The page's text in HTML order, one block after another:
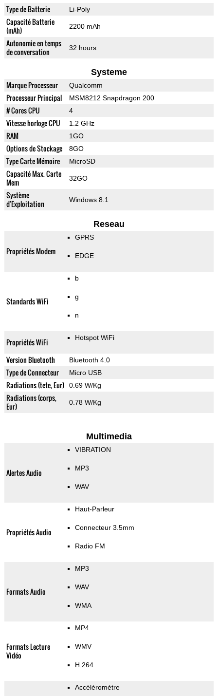
Type de Batterie Li-Poly
Capacité Batterie
(mAh)
2200 mAh
Autonomie en temps
de conversation
32 hours
Systeme
Marque Processeur Qualcomm
Processeur Principal MSM8212 Snapdragon 200
# Cores CPU 4
Vitesse horloge CPU 1.2 GHz
RAM 1GO
Options de Stockage 8GO
Type Carte Mémoire MicroSD
Capacité Max. Carte
Mem
32GO
Système
d'Exploitation
Windows 8.1
Reseau
Propriétés Modem
GPRS
EDGE
Standards WiFi
b
g
n
Propriétés WiFi Hotspot WiFi
Version Bluetooth Bluetooth 4.0
Type de Connecteur Micro USB
Radiations (tete, Eur) 0.69 W/Kg
Radiations (corps,
Eur)
0.78 W/Kg
Multimedia
Alertes Audio
VIBRATION
MP3
WAV
Propriétés Audio
Haut-Parleur
Connecteur 3.5mm
Radio FM
Formats Audio
MP3
WAV
WMA
Formats Lecture
Vidéo
MP4
WMV
H.264
Accéléromètre